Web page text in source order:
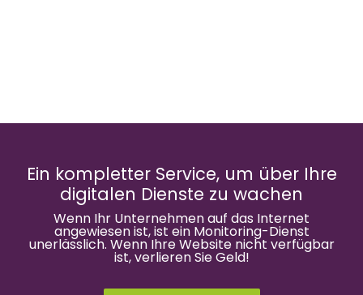
Ein kompletter Service, um über Ihre
digitalen Dienste zu wachen
Wenn Ihr Unternehmen auf das Internet
angewiesen ist, ist ein Monitoring-Dienst
unerlässlich. Wenn Ihre Website nicht verfügbar
ist, verlieren Sie Geld!